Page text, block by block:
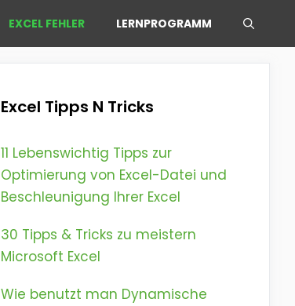
EXCEL FEHLER LERNPROGRAMM
Excel Tipps N Tricks
11 Lebenswichtig Tipps zur
Optimierung von Excel-Datei und
Beschleunigung Ihrer Excel
30 Tipps & Tricks zu meistern
Microsoft Excel
Wie benutzt man Dynamische